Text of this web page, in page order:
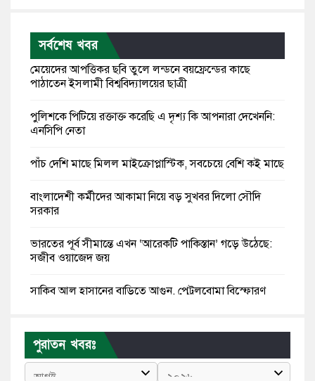
সর্বশেষ খবর
মেয়েদের আপত্তিকর ছবি তুলে লন্ডনে বয়ফ্রেন্ডের কাছে
পাঠাতেন ইসলামী বিশ্ববিদ্যালয়ের ছাত্রী
পুলিশকে পিটিয়ে রক্তাক্ত করেছি এ দৃশ্য কি আপনারা দেখেননি:
এনসিপি নেতা
পাঁচ দেশি মাছে মিলল মাইক্রোপ্লাস্টিক, সবচেয়ে বেশি কই মাছে
বাংলাদেশী কর্মীদের আকামা নিয়ে বড় সুখবর দিলো সৌদি
সরকার
ভারতের পূর্ব সীমান্তে এখন ‘আরেকটি পাকিস্তান’ গড়ে উঠেছে:
সজীব ওয়াজেদ জয়
সাকিব আল হাসানের বাড়িতে আগুন, পেট্রলবোমা বিস্ফোরণ
ডকুমেন্টারি নয়: ভারপ্রাপ্ত রাষ্ট্রপতি
কুমিল্লায় শরীরের বিভিন্ন ক্ষত নিয়ে বেঁচে আছেন ৫৬৬
পুরাতন খবরঃ